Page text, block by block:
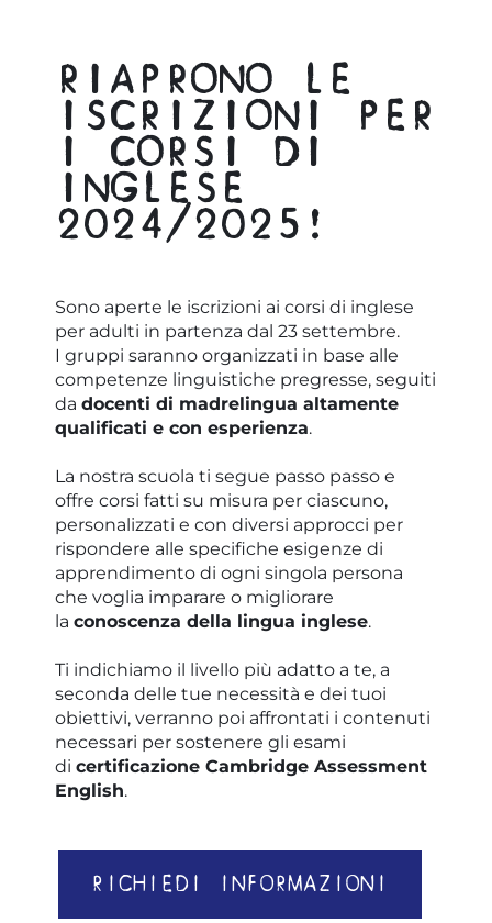
RIAPRONO LE
ISCRIZIONI PER
I CORSI DI
INGLESE
2024/2025!
Sono aperte le iscrizioni ai corsi di inglese
per adulti in partenza dal 23 settembre.
I gruppi saranno organizzati in base alle
competenze linguistiche pregresse, seguiti
da docenti di madrelingua altamente
qualificati e con esperienza.
La nostra scuola ti segue passo passo e
offre corsi fatti su misura per ciascuno,
personalizzati e con diversi approcci per
rispondere alle specifiche esigenze di
apprendimento di ogni singola persona
che voglia imparare o migliorare
la conoscenza della lingua inglese.
Ti indichiamo il livello più adatto a te, a
seconda delle tue necessità e dei tuoi
obiettivi, verranno poi affrontati i contenuti
necessari per sostenere gli esami
di certificazione Cambridge Assessment
English.
RICHIEDI INFORMAZIONI